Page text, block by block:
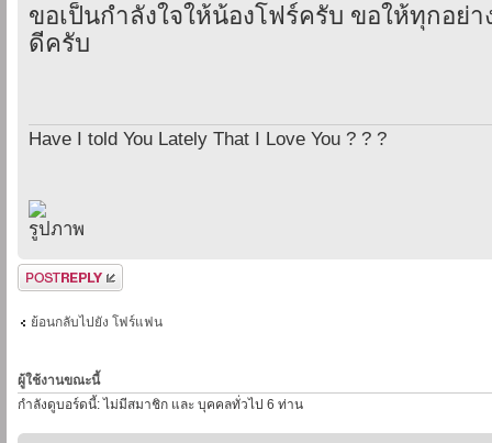
ขอเป็นกำลังใจให้น้องโฟร์ครับ ขอให้ทุกอย่
ดีครับ
Have I told You Lately That I Love You ? ? ?
ตอบกระทู้
ย้อนกลับไปยัง โฟร์แฟน
ผู้ใช้งานขณะนี้
กำลังดูบอร์ดนี้: ไม่มีสมาชิก และ บุคคลทั่วไป 6 ท่าน